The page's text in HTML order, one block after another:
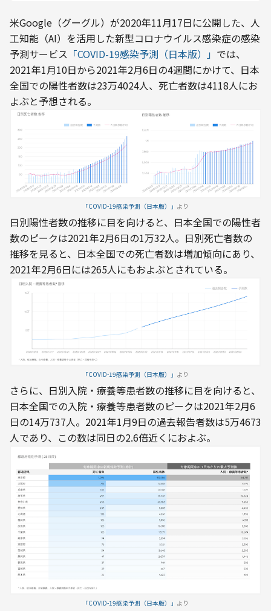
米Google（グーグル）が2020年11月17日に公開した、人
工知能（AI）を活用した新型コロナウイルス感染症の感染
予測サービス 「COVID-19感染予測（日本版）」 では、
2021年1月10日から2021年2月6日の4週間にかけて、日本
全国での陽性者数は23万4024人、死亡者数は4118人にお
よぶと予想される。
「COVID-19感染予測（日本版）」 より
日別陽性者数の推移に目を向けると、日本全国での陽性者
数のピークは2021年2月6日の1万32人。日別死亡者数の
推移を見ると、日本全国での死亡者数は増加傾向にあり、
2021年2月6日には265人にもおよぶとされている。
「COVID-19感染予測（日本版）」 より
さらに、日別入院・療養等患者数の推移に目を向けると、
日本全国での入院・療養等患者数のピークは2021年2月6
日の14万737人。2021年1月9日の過去報告者数は5万4673
人であり、この数は同日の2.6倍近くにおよぶ。
「COVID-19感染予測（日本版）」 より